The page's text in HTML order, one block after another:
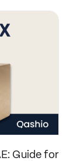
deductions.
Guide for